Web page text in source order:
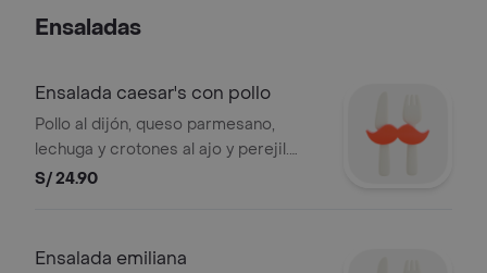
Ensaladas
Ensalada caesar's con pollo
Pollo al dijón, queso parmesano,
lechuga y crotones al ajo y perejil.
(aliño sugerido: mayonesa caesar's).
S/ 24.90
Ensalada emiliana